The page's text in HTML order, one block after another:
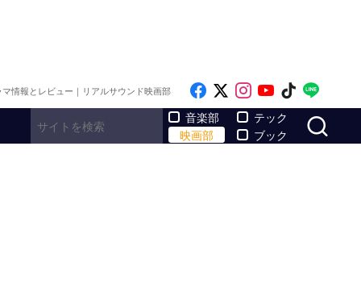
情報とレビュー｜リアルサウンド映画部 Like on Facebook
Follow on x
Follow on
Follow on
Follow
音楽部
映画部
テック
ブック